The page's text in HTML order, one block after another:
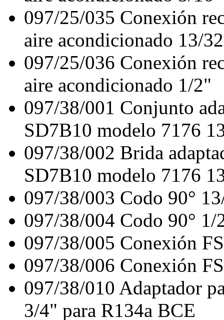
097/25/035 Conexión
aire acondicionado 13/
097/25/036 Conexión
aire acondicionado 1/2"
097/38/001 Conjunto
SD7B10 modelo 7176
097/38/002 Brida
SD7B10 modelo 7176
097/38/003 Codo 90°
097/38/004 Codo 90° 1/
097/38/005 Conexión
097/38/006 Conexión
097/38/010 Adaptador
3/4" para R134a BCE